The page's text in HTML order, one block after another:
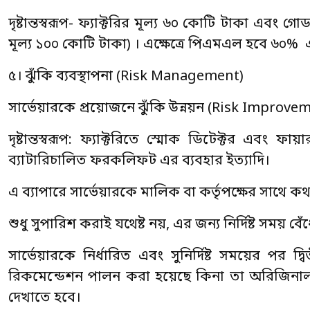
দৃষ্টান্তস্বরূপ- ফ্যাক্টরির মূল্য ৬০ কোটি টাকা এবং
মূল্য ১০০ কোটি টাকা) । এক্ষেত্রে পিএমএল হবে ৬০%
৫। ঝুঁকি ব্যবস্থাপনা (Risk Management)
সার্ভেয়ারকে প্রয়োজনে ঝুঁকি উন্নয়ন (Risk
দৃষ্টান্তস্বরূপ: ফ্যাক্টরিতে স্মোক ডিটেক্টর এবং
ব্যাটারিচালিত ফরকলিফট এর ব্যবহার ইত্যাদি।
এ ব্যাপারে সার্ভেয়ারকে মালিক বা কর্তৃপক্ষের সাথে
শুধু সুপারিশ করাই যথেষ্ট নয়, এর জন্য নির্দিষ্ট সময়
সার্ভেয়ারকে নির্ধারিত এবং সুনির্দিষ্ট সময়ের
রিকমেন্ডেশন পালন করা হয়েছে কিনা তা
দেখাতে হবে।